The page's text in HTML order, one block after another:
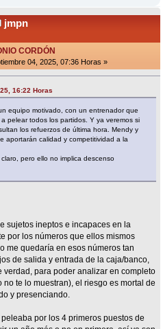
jmpn
CORDÓN
04, 2025, 07:36 Horas »
16:22 Horas
equipo motivado, con un entrenador que
pelear todos los partidos. Y ya veremos si
los refuerzos de última hora. Mendy y
aportarán calidad y competitividad a la
pero ello no implica descenso
sujetos ineptos e incapaces en la
por los números que ellos mismos
me quedaría en esos números tan
de salida y entrada de la caja/banco,
para poder analizar en completo
te lo muestran), el riesgo es mortal de
y presenciando.
por los 4 primeros puestos de